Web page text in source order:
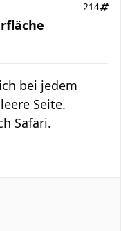
214
bei jedem
Seite.
Safari.